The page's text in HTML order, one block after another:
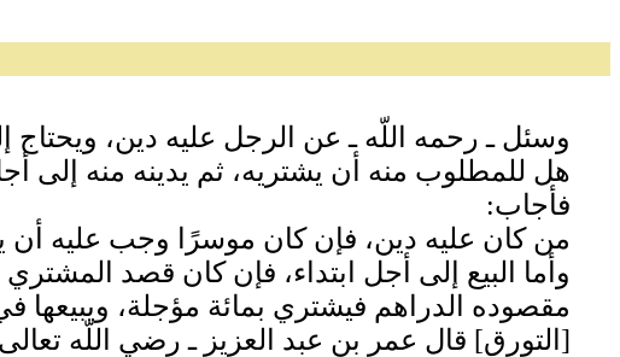
وسئل ـ رحمه اللّه ـ عن الرجل عليه دين، ويحتاج
هل للمطلوب منه أن يشتريه، ثم يدينه منه إلى
فأجاب‏:‏
من كان عليه دين، فإن كان موسرًا وجب عليه أن
وأما البيع إلى أجل ابتداء، فإن كان قصد المشتري
مقصوده الدراهم فيشتري بمائة مؤجلة،
‏[‏التورق‏]‏ قال عمر بن عبد العزيز ـ رضي اللّه تعالى